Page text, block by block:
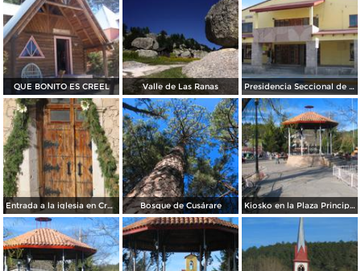
QUE BONITO ES CREEL Valle de Las Ranas Presidencia Seccional de Creel
Entrada a la iglesia en Creel Bosque de Cusárare Kiosko en la Plaza Principal de Creel